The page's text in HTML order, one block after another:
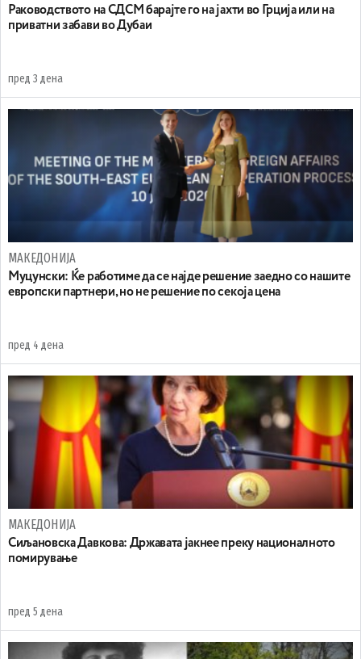
Раководството на СДСМ барајте го на јахти во Грција или на
приватни забави во Дубаи
пред 3 дена
МАКЕДОНИЈА
Муцунски: Ќе работиме да се најде решение заедно со нашите
европски партнери, но не решение по секоја цена
пред 4 дена
МАКЕДОНИЈА
Сиљановска Давкова: Државата јакнее преку националното
помирување
пред 5 дена